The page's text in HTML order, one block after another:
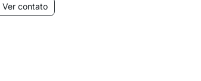
Ver contato